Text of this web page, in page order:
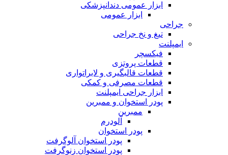
ابزار عمومی دندانپزشکی
ابزار عمومی
جراحی
تیغ و نخ جراحی
ایمپلنت
فیکسچر
قطعات پروتزی
قطعات قالبگیری و لابراتواری
قطعات مصرفی و کمکی
ابزار جراحی ایمپلنت
پودر استخوان و ممبرین
ممبرین
آلودرم
پودر استخوان
پودر استخوان آلوگرفت
پودر استخوان زنوگرفت